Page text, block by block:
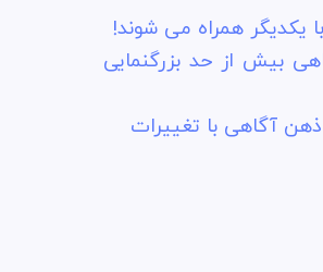
یکدیگر همراه می شوند!
بیش از حد بزرگنمایی
آگاهی با تغییرات